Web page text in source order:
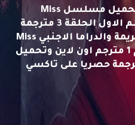
مشاهدة وتحميل مسلسل Miss
Scarlet and the Duke الموسم الاول الحلقة 3 مترجمة
اونلاين حلقات مسلسل الجريمة والدراما الاجنبي Miss
Scarlet and the Duke موسم 1 مترجم اون لاين وتحميل
حصريا على تاكسي